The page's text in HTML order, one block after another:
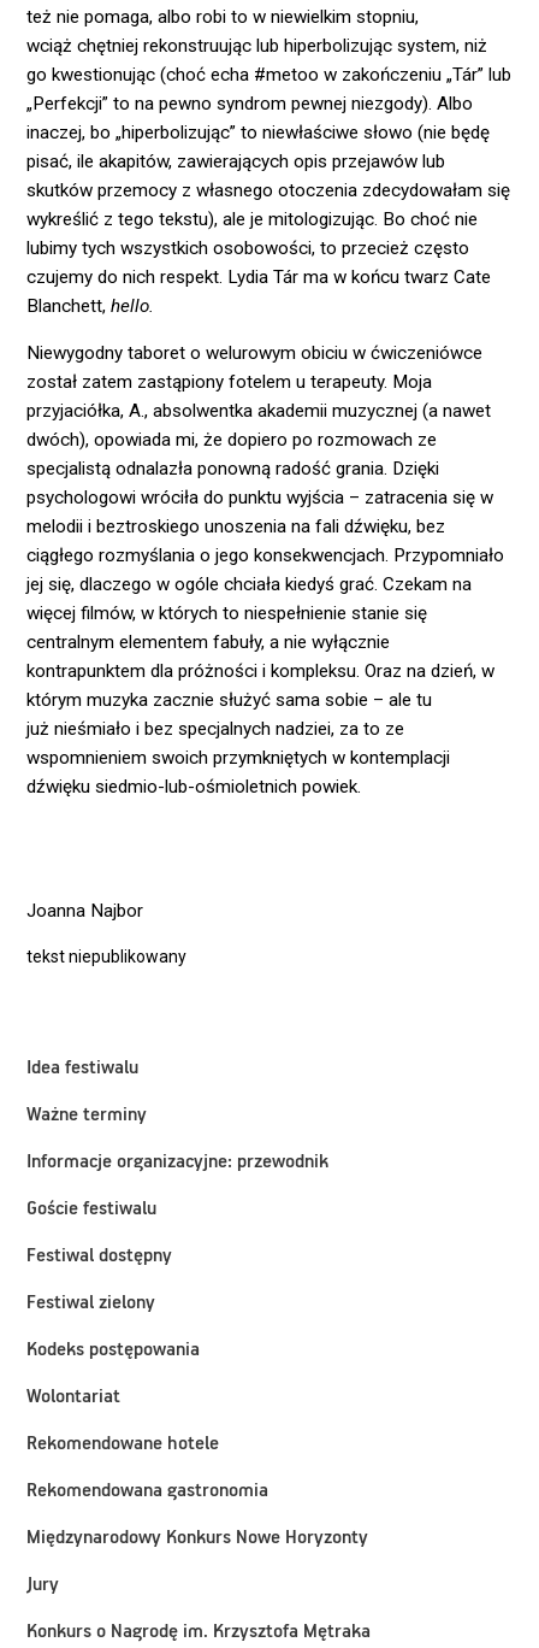
Idea festiwalu
Ważne terminy
Informacje organizacyjne: przewodnik
Goście festiwalu
Festiwal dostępny
Festiwal zielony
Kodeks postępowania
Wolontariat
Rekomendowane hotele
Rekomendowana gastronomia
Międzynarodowy Konkurs Nowe Horyzonty
Jury
Konkurs o Nagrodę im. Krzysztofa Mętraka
też nie pomaga, albo robi to w niewielkim stopniu,
wciąż chętniej rekonstruując lub hiperbolizując system, niż
go kwestionując (choć echa #metoo w zakończeniu „Tár” lub
„Perfekcji” to na pewno syndrom pewnej niezgody). Albo
inaczej, bo „hiperbolizując” to niewłaściwe słowo (nie będę
pisać, ile akapitów, zawierających opis przejawów lub
skutków przemocy z własnego otoczenia zdecydowałam się
wykreślić z tego tekstu), ale je mitologizując. Bo choć nie
lubimy tych wszystkich osobowości, to przecież często
czujemy do nich respekt. Lydia Tár ma w końcu twarz Cate
Blanchett,hello.
Niewygodny taboret o welurowym obiciu w ćwiczeniówce
został zatem zastąpiony fotelem u terapeuty. Moja
przyjaciółka, A., absolwentka akademii muzycznej (a nawet
dwóch), opowiada mi, że dopiero po rozmowach ze
specjalistą odnalazła ponowną radość grania. Dzięki
psychologowi wróciła do punktu wyjścia – zatracenia się w
melodii i beztroskiego unoszenia na fali dźwięku, bez
ciągłego rozmyślania o jego konsekwencjach. Przypomniało
jej się, dlaczego w ogóle chciała kiedyś grać. Czekam na
więcej filmów, w których to niespełnienie stanie się
centralnym elementem fabuły, a nie wyłącznie
kontrapunktem dla próżności i kompleksu. Oraz na dzień, w
którym muzyka zacznie służyć sama sobie – ale tu
już nieśmiało i bez specjalnych nadziei, za to ze
wspomnieniem swoich przymkniętych w kontemplacji
dźwięku siedmio-lub-ośmioletnich powiek.
Joanna Najbor
tekst niepublikowany